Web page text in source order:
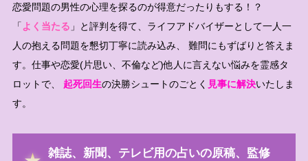
恋愛問題の男性の心理を探るのが得意だったりもする！？
「よく当たる 」と評判を得て、ライフアドバイザーとして一人一
人の抱える問題を懇切丁寧に読み込み、 難問にもずばりと答えま
す。仕事や恋愛(片思い、不倫など)他人に言えない悩みを霊感タ
ロットで、
起死回生の決勝シュートのごとく 見事に解決いたしま
す。
雑誌、新聞、テレビ用の占いの原稿、監修